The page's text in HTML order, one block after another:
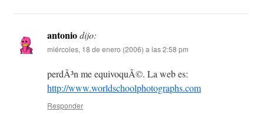
antoniodijo:
miércoles, 18 de enero (2006) a las 2:58 pm
perdÃ³n me equivoquÃ©. La web es:
http://www.worldschoolphotographs.com
Responder